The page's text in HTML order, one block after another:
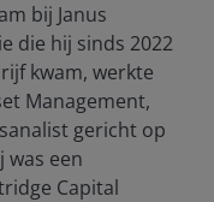
bij Janus
die hij sinds 2022
kwam, werkte
Management,
gericht op
was een
Capital